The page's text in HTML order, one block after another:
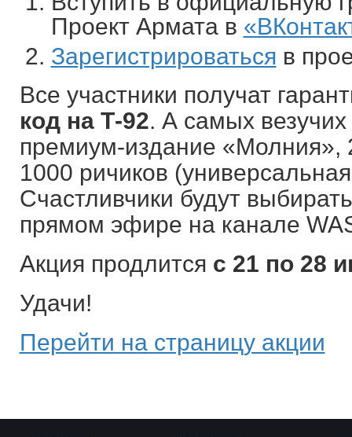
Проект Армата в
Зарегистрироваться в
Все участники получат
код на Т-92. А самых
премиум-издание «Молния»,
1000 ричиков
Счастливчики будут
прямом эфире на канале
Акция продлится с 21 по 28
Удачи!
Перейти на страницу акции